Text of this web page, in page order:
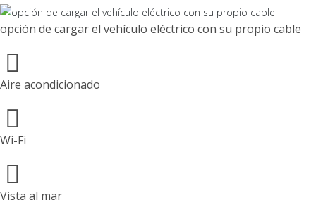
opción de cargar el vehículo eléctrico con su propio cable
Aire acondicionado
Wi-Fi
Vista al mar